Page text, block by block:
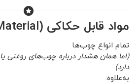
مواد قابل حکاکی (Engraving Material):
تمام انواع چوب‌ها
(اما همان هشدار درباره چوب‌های روغنی یا
دارد)
به‌علاوه: